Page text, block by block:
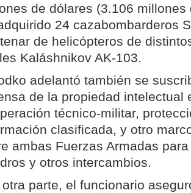
de dólares (3.106
24 cazabombarderos
de helicópteros de
Kaláshnikov AK-103.
adelantó también se
de la propiedad intelectual
técnico-militar,
clasificada, y otro
ambas Fuerzas Armadas
y otros intercambios.
otra parte, el funcionario